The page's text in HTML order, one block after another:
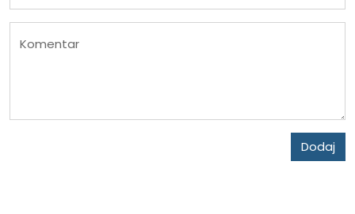
Komentar
Dodaj